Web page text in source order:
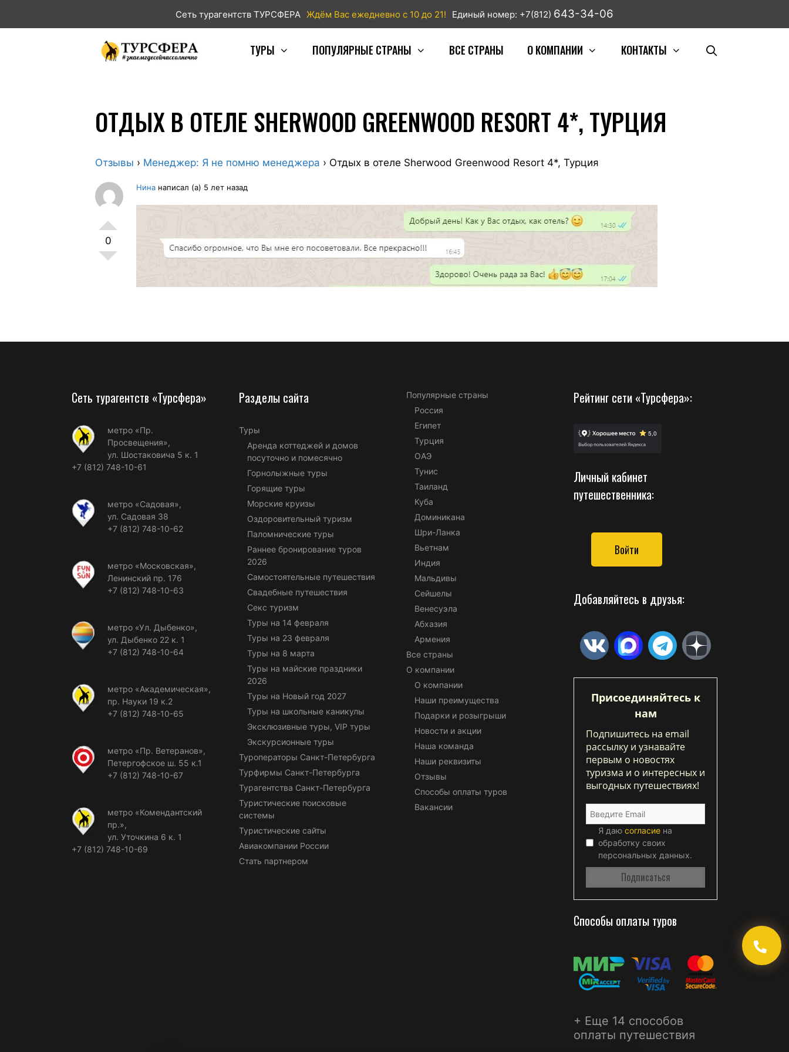
Сеть турагентств ТУРСФЕРА Ждём Вас ежедневно с 10 до 21! Единый номер: +7(812) 643-34-06
ТУРЫ ПОПУЛЯРНЫЕ СТРАНЫ ВСЕ СТРАНЫ О КОМПАНИИ КОНТАКТЫ
ОТДЫХ В ОТЕЛЕ SHERWOOD GREENWOOD RESORT 4*, ТУРЦИЯ
Отзывы › Менеджер: Я не помню менеджера › Отдых в отеле Sherwood Greenwood Resort 4*, Турция
0
Нина написал (а) 5 лет назад
Сеть турагентств «Турсфера»
метро «Пр.
Просвещения»,
ул. Шостаковича 5 к. 1
+7 (812) 748-10-61
метро «Садовая»,
ул. Садовая 38
+7 (812) 748-10-62
метро «Московская»,
Ленинский пр. 176
+7 (812) 748-10-63
метро «Ул. Дыбенко»,
ул. Дыбенко 22 к. 1
+7 (812) 748-10-64
метро «Академическая»,
пр. Науки 19 к.2
+7 (812) 748-10-65
метро «Пр. Ветеранов»,
Петергофское ш. 55 к.1
+7 (812) 748-10-67
метро «Комендантский
пр.»,
ул. Уточкина 6 к. 1
+7 (812) 748-10-69
Разделы сайта
Туры
Аренда коттеджей и домов
посуточно и помесячно
Горнолыжные туры
Горящие туры
Морские круизы
Оздоровительный туризм
Паломнические туры
Раннее бронирование туров
2026
Самостоятельные путешествия
Свадебные путешествия
Секс туризм
Туры на 14 февраля
Туры на 23 февраля
Туры на 8 марта
Туры на майские праздники
2026
Туры на Новый год 2027
Туры на школьные каникулы
Эксклюзивные туры, VIP туры
Экскурсионные туры
Туроператоры Санкт-Петербурга
Турфирмы Санкт-Петербурга
Турагентства Санкт-Петербурга
Туристические поисковые
системы
Туристические сайты
Авиакомпании России
Стать партнером
Популярные страны
Россия
Египет
Турция
ОАЭ
Тунис
Таиланд
Куба
Доминикана
Шри-Ланка
Вьетнам
Индия
Мальдивы
Сейшелы
Венесуэла
Абхазия
Армения
Все страны
О компании
О компании
Наши преимущества
Подарки и розыгрыши
Новости и акции
Наша команда
Наши реквизиты
Отзывы
Способы оплаты туров
Вакансии
Рейтинг сети «Турсфера»:
Личный кабинет
путешественника:
Войти
Добавляйтесь в друзья:
Присоединяйтесь к
нам
Подпишитесь на email
рассылку и узнавайте
первым о новостях
туризма и о интересных и
выгодных путешествиях!
Я даю согласие на
обработку своих
персональных данных.
Способы оплаты туров
+ Еще 14 способов
оплаты путешествия